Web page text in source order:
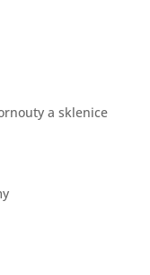
a sklenice